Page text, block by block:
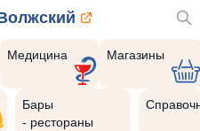
Медицина Магазины
Бары
- рестораны